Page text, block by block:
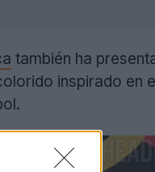
también ha
inspirado en